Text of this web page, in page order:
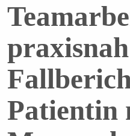
Patientin